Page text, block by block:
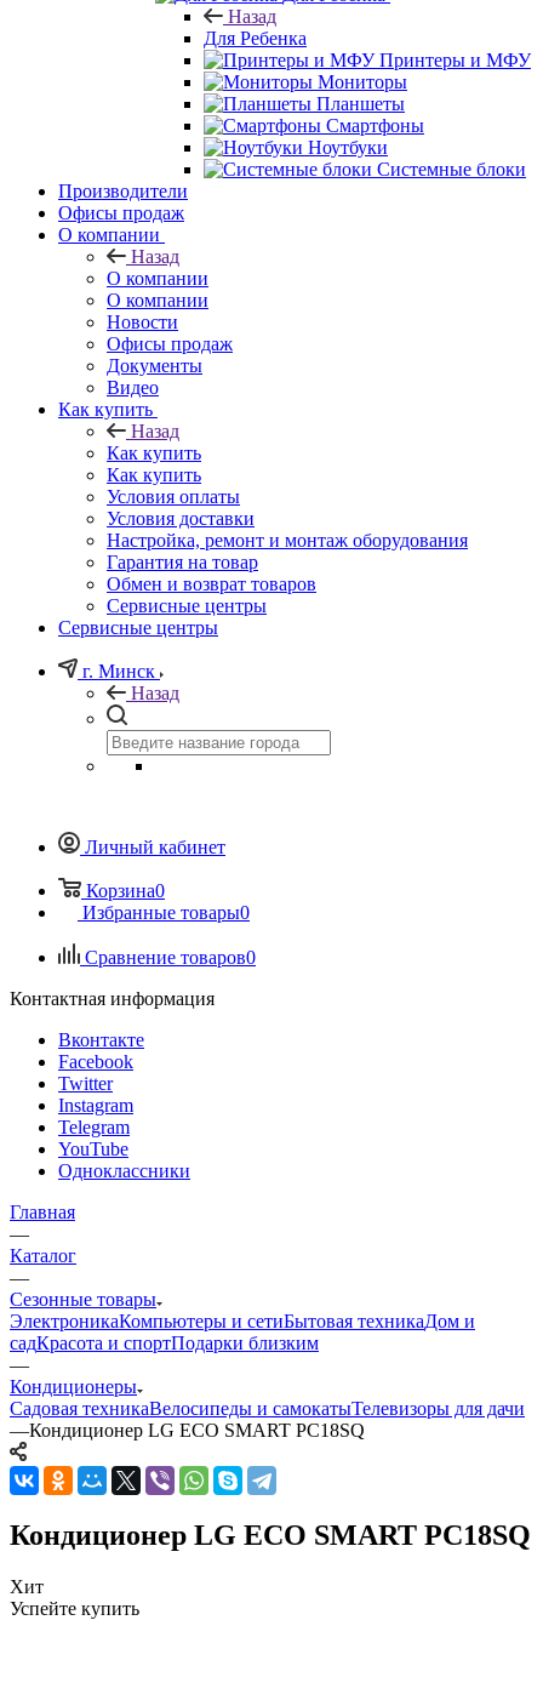
Назад
Для Ребенка
Принтеры и МФУ
Мониторы
Планшеты
Смартфоны
Ноутбуки
Системные блоки
Производители
Офисы продаж
О компании
Назад
О компании
О компании
Новости
Офисы продаж
Документы
Видео
Как купить
Назад
Как купить
Как купить
Условия оплаты
Условия доставки
Настройка, ремонт и монтаж оборудования
Гарантия на товар
Обмен и возврат товаров
Сервисные центры
Сервисные центры
г. Минск
Назад
Личный кабинет
Корзина0
Избранные товары0
Сравнение товаров0
Контактная информация
Вконтакте
Facebook
Twitter
Instagram
Telegram
YouTube
Одноклассники
Главная
—
Каталог
—
Сезонные товары
ЭлектроникаКомпьютеры и сетиБытовая техникаДом и
садКрасота и спортПодарки близким
—
Кондиционеры
Садовая техникаВелосипеды и самокатыТелевизоры для дачи
—Кондиционер LG ECO SMART PC18SQ
Кондиционер LG ECO SMART PC18SQ
Хит
Успейте купить